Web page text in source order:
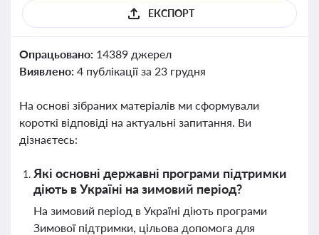
ЕКСПОРТ
Опрацьовано: 14389 джерел
Виявлено: 4 публікації за 23 грудня
На основі зібраних матеріалів ми сформували
короткі відповіді на актуальні запитання. Ви
дізнаєтесь:
Які основні державні програми підтримки
діють в Україні на зимовий період?
На зимовий період в Україні діють програми
Зимової підтримки, цільова допомога для